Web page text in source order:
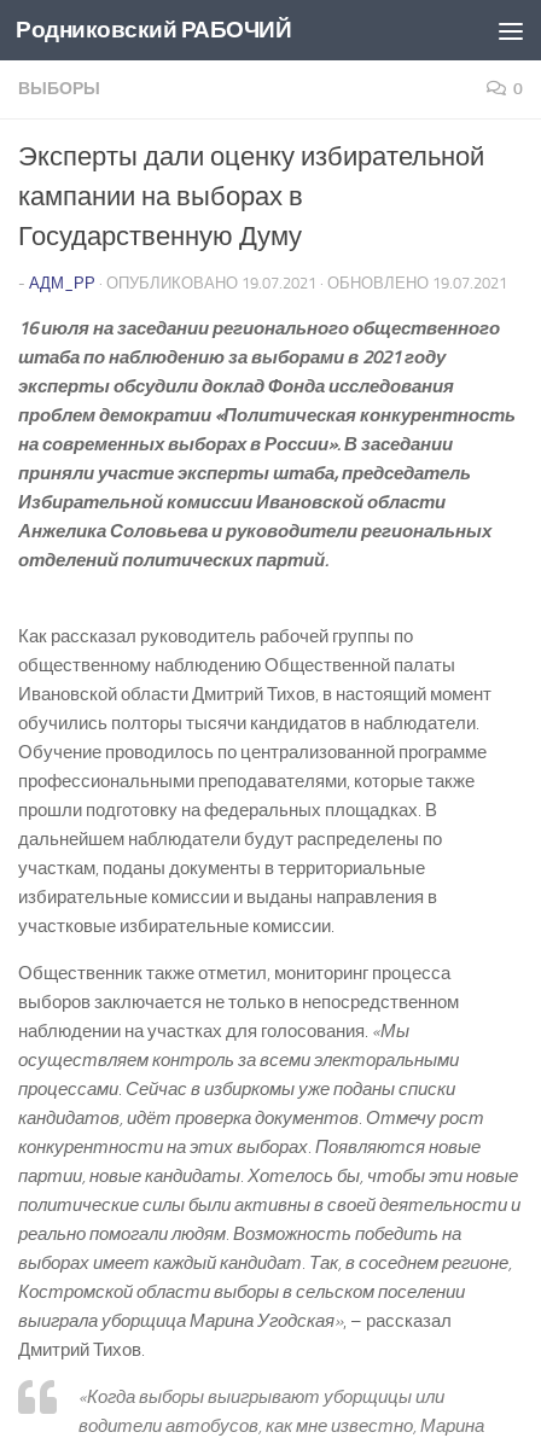
Перейти к содержимому
Родниковский РАБОЧИЙ
ВЫБОРЫ 0
Эксперты дали оценку избирательной
кампании на выборах в
Государственную Думу
- АДМ_РР · ОПУБЛИКОВАНО 19.07.2021 · ОБНОВЛЕНО 19.07.2021
16 июля на заседании регионального общественного
штаба по наблюдению за выборами в 2021 году
эксперты обсудили доклад Фонда исследования
проблем демократии «Политическая конкурентность
на современных выборах в России». В заседании
приняли участие эксперты штаба, председатель
Избирательной комиссии Ивановской области
Анжелика Соловьева и руководители региональных
отделений политических партий.
Как рассказал руководитель рабочей группы по
общественному наблюдению Общественной палаты
Ивановской области Дмитрий Тихов, в настоящий момент
обучились полторы тысячи кандидатов в наблюдатели.
Обучение проводилось по централизованной программе
профессиональными преподавателями, которые также
прошли подготовку на федеральных площадках. В
дальнейшем наблюдатели будут распределены по
участкам, поданы документы в территориальные
избирательные комиссии и выданы направления в
участковые избирательные комиссии.
Общественник также отметил, мониторинг процесса
выборов заключается не только в непосредственном
наблюдении на участках для голосования. «Мы
осуществляем контроль за всеми электоральными
процессами. Сейчас в избиркомы уже поданы списки
кандидатов, идёт проверка документов. Отмечу рост
конкурентности на этих выборах. Появляются новые
партии, новые кандидаты. Хотелось бы, чтобы эти новые
политические силы были активны в своей деятельности и
реально помогали людям. Возможность победить на
выборах имеет каждый кандидат. Так, в соседнем регионе,
Костромской области выборы в сельском поселении
выиграла уборщица Марина Угодская», – рассказал
Дмитрий Тихов.
«Когда выборы выигрывают уборщицы или
водители автобусов, как мне известно, Марина